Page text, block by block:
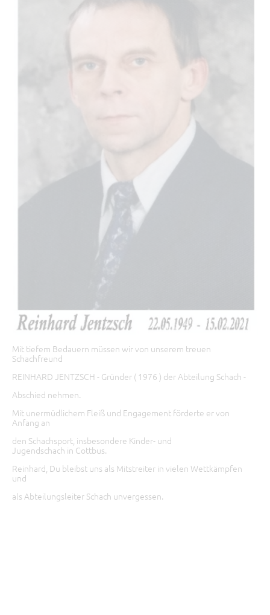
Mit tiefem Bedauern müssen wir von unserem treuen
Schachfreund
REINHARD JENTZSCH - Gründer ( 1976 ) der Abteilung Schach -
Abschied nehmen.
Mit unermüdlichem Fleiß und Engagement förderte er von
Anfang an
den Schachsport, insbesondere Kinder- und
Jugendschach in Cottbus.
Reinhard, Du bleibst uns als Mitstreiter in vielen Wettkämpfen
und
als Abteilungsleiter Schach unvergessen.